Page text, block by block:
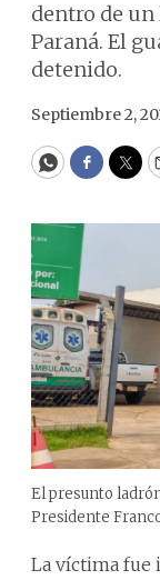
dentro de un
Paraná. El
detenido.
Septiembre 2,
WhatsApp
El presunto
Presidente
La víctima fue